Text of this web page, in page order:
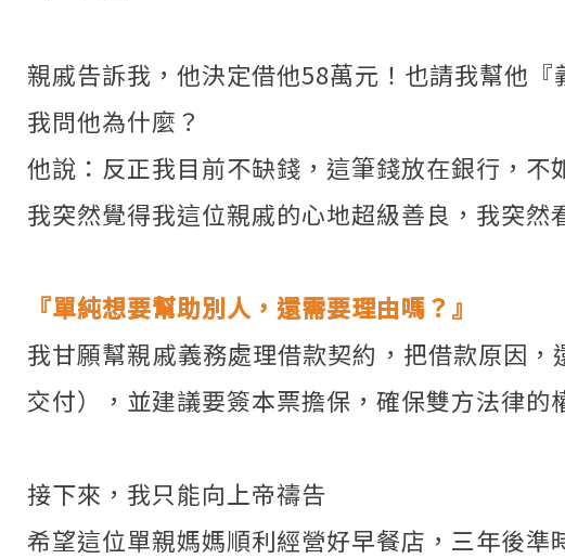
親戚告訴我，他決定借他58萬元！也請我幫他『
我問他為什麼？
他說：反正我目前不缺錢，這筆錢放在銀行，不
我突然覺得我這位親戚的心地超級善良，我突然
『單純想要幫助別人，還需要理由嗎？』
我甘願幫親戚義務處理借款契約，把借款原因
交付），並建議要簽本票擔保，確保雙方法律
接下來，我只能向上帝禱告
希望這位單親媽媽順利經營好早餐店，三年後準